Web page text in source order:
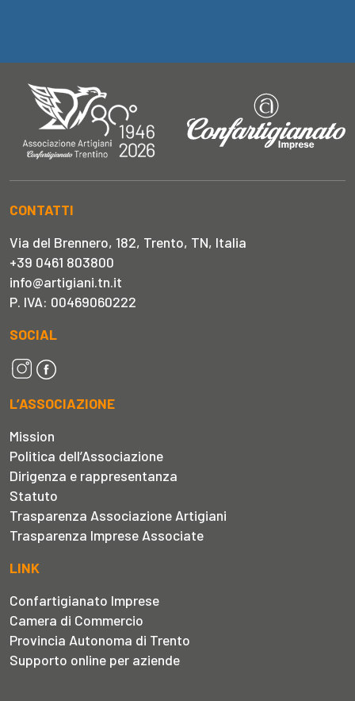
CONTATTI
Via del Brennero, 182, Trento, TN, Italia
+39 0461 803800
info@artigiani.tn.it
P. IVA: 00469060222
SOCIAL
L’ASSOCIAZIONE
Mission
Politica dell’Associazione
Dirigenza e rappresentanza
Statuto
Trasparenza Associazione Artigiani
Trasparenza Imprese Associate
LINK
Confartigianato Imprese
Camera di Commercio
Provincia Autonoma di Trento
Supporto online per aziende